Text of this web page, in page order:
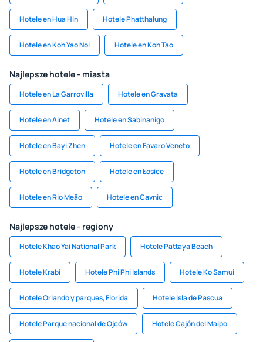
Hotele en Hua Hin Hotele Phatthalung
Hotele en Koh Yao Noi Hotele en Koh Tao
Najlepsze hotele - miasta
Hotele en La Garrovilla Hotele en Gravata
Hotele en Ainet Hotele en Sabinanigo
Hotele en Bayi Zhen Hotele en Favaro Veneto
Hotele en Bridgeton Hotele en Łosice
Hotele en Rio Meăo Hotele en Cavnic
Najlepsze hotele - regiony
Hotele Khao Yai National Park Hotele Pattaya Beach
Hotele Krabi Hotele Phi Phi Islands Hotele Ko Samui
Hotele Orlando y parques, Florida Hotele Isla de Pascua
Hotele Parque nacional de Ojców Hotele Cajón del Maipo